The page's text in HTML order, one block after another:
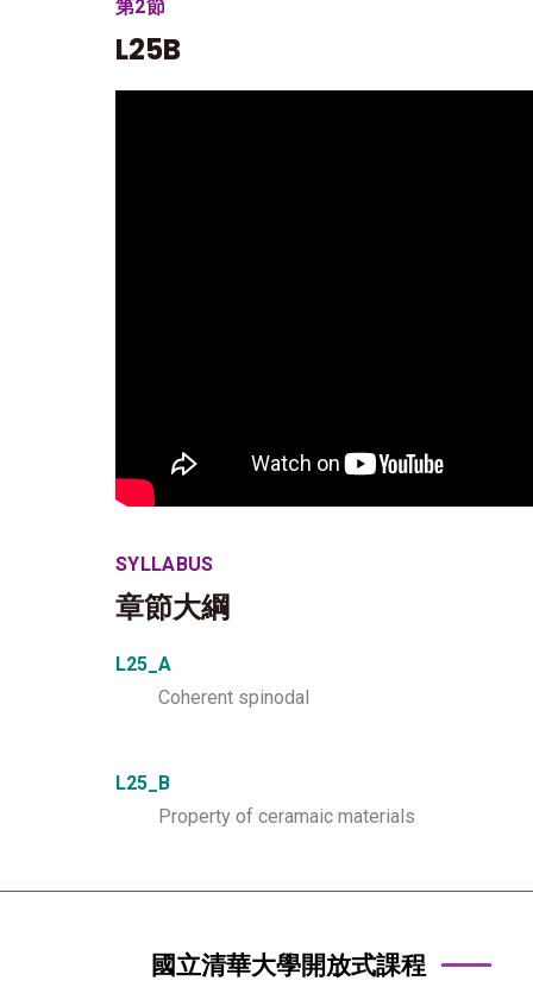
第2節
L25B
SYLLABUS
章節大綱
L25_A
Coherent spinodal
L25_B
Property of ceramaic materials
國立清華大學開放式課程